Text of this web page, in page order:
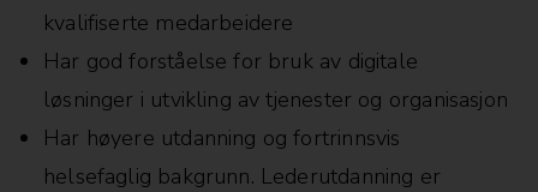
kvalifiserte medarbeidere
Har god forståelse for bruk av digitale
løsninger i utvikling av tjenester og organisasjon
Har høyere utdanning og fortrinnsvis
helsefaglig bakgrunn. Lederutdanning er